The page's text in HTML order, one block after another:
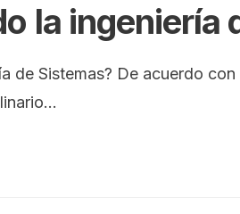
la ingeniería
de Sistemas? De acuerdo
...